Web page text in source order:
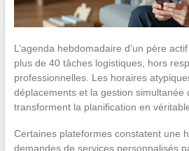
L’agenda hebdomadaire d’un père
plus de 40 tâches logistiques, hors
professionnelles. Les horaires
déplacements et la gestion simultanée
transforment la planification en
Certaines plateformes constatent une
demandes de services personnalisés